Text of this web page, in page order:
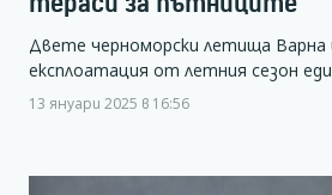
Двете черноморски летища Варна
експлоатация от летния сезон
13 януари 2025 в 16:56